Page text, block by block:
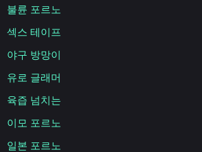
불륜 포르노
섹스 테이프
야구 방망이
유로 글래머
육즙 넘치는
이모 포르노
일본 포르노